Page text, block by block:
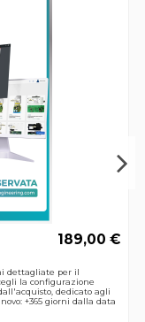
189,00 €
dettagliate per il
la configurazione
dedicato agli
+365 giorni dalla data